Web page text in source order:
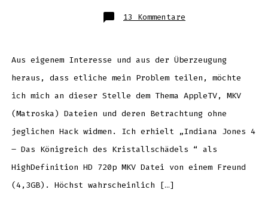
13 Kommentare
MKV
Hack?
[Update]
Aus eigenem Interesse und aus der Überzeugung
heraus, dass etliche mein Problem teilen, möchte
ich mich an dieser Stelle dem Thema AppleTV, MKV
(Matroska) Dateien und deren Betrachtung ohne
jeglichen Hack widmen. Ich erhielt „Indiana Jones 4
– Das Königreich des Kristallschädels “ als
HighDefinition HD 720p MKV Datei von einem Freund
(4,3GB). Höchst wahrscheinlich […]